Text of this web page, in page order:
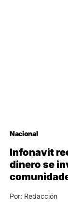
Nacional
Infonavit
dinero se
Por: Redacción